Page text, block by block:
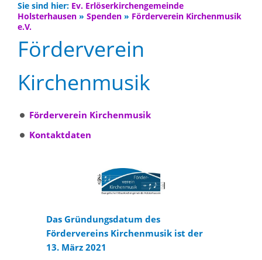
Sie sind hier: Ev. Erlöserkirchengemeinde
Holsterhausen » Spenden » Förderverein Kirchenmusik
e.V.
Förderverein
Kirchenmusik
Förderverein Kirchenmusik
Kontaktdaten
Das Gründungsdatum des
Fördervereins Kirchenmusik ist der
13. März 2021